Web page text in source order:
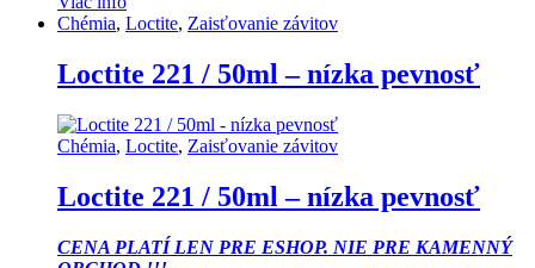
Chémia, Loctite, Zaisťovanie závitov
Loctite 221 / 50ml – nízka pevnosť
Chémia, Loctite, Zaisťovanie závitov
Loctite 221 / 50ml – nízka pevnosť
CENA PLATÍ LEN PRE ESHOP. NIE PRE KAMENNÝ